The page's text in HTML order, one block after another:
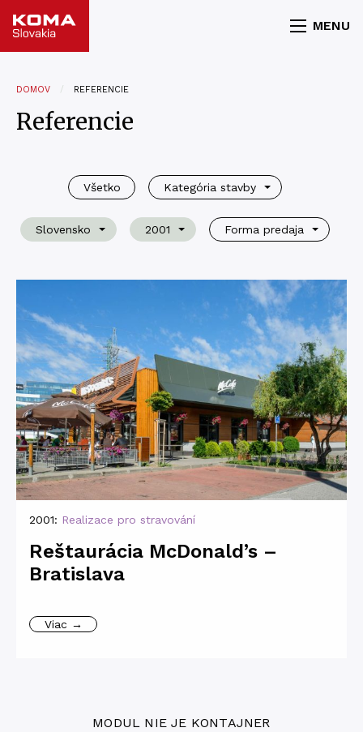
MENU
DOMOV REFERENCIE
Referencie
Všetko Kategória stavby
Slovensko 2001 Forma predaja
2001: Realizace pro stravování
Reštaurácia McDonald’s –
Bratislava
Viac →
MODUL NIE JE KONTAJNER